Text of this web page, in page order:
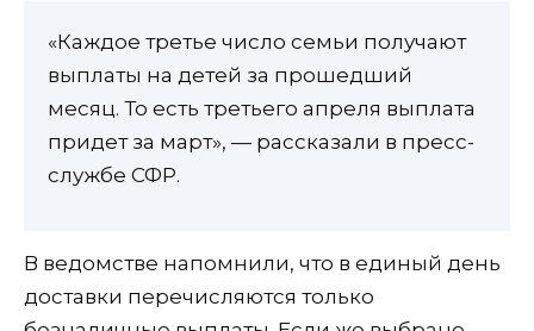
«Каждое третье число семьи получают
выплаты на детей за прошедший
месяц. То есть третьего апреля выплата
придет за март», — рассказали в пресс-
службе СФР.
В ведомстве напомнили, что в единый день
доставки перечисляются только